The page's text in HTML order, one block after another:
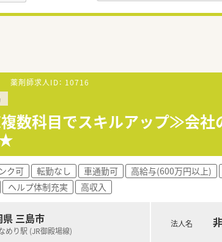
薬剤師求人ID： 10716
複数科目でスキルアップ≫会
ク可 転勤なし 車通勤可 高給与(600万円以上)
ヘルプ体制充実 高収入
県 三島市
めり駅 (JR御殿場線)
法人名